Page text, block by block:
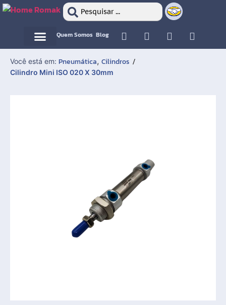
Quem Somos Blog
Você está em: Pneumática, Cilindros /
Cilindro Mini ISO 020 X 30mm